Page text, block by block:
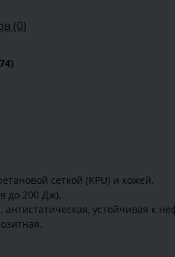
(0)
сеткой (KPU) и кожей.
до 200 Дж).
антистатическая, устойчивая к